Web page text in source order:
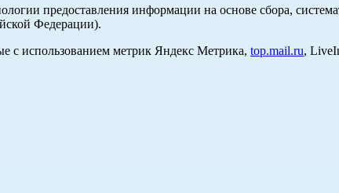
предоставления информации на основе сбора,
Федерации).
с использованием метрик Яндекс Метрика, top.mail.ru,